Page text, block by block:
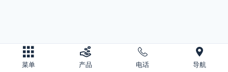
菜单 产品 电话 导航